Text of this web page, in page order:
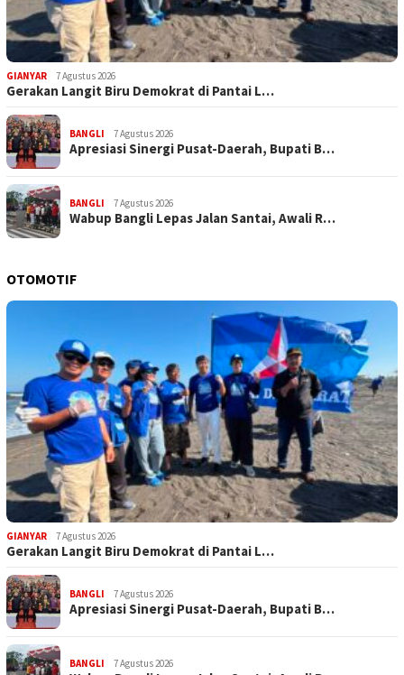
GIANYAR 7 Agustus 2026
Gerakan Langit Biru Demokrat di Pantai L…
BANGLI 7 Agustus 2026
Apresiasi Sinergi Pusat-Daerah, Bupati B…
BANGLI 7 Agustus 2026
Wabup Bangli Lepas Jalan Santai, Awali R…
OTOMOTIF
GIANYAR 7 Agustus 2026
Gerakan Langit Biru Demokrat di Pantai L…
BANGLI 7 Agustus 2026
Apresiasi Sinergi Pusat-Daerah, Bupati B…
BANGLI 7 Agustus 2026